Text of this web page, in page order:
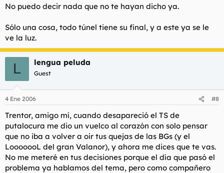
No puedo decir nada que no te hayan dicho ya.
Sólo una cosa, todo túnel tiene su final, y a este ya se le
ve la luz.
L lengua peluda
Guest
4 Ene 2006 #8
Trentor, amigo mí, cuando desapareció el TS de
putalocura me dio un vuelco al corazón con solo pensar
que no iba a volver a oir tus quejas de las BGs (y el
LooooooL del gran Valanor), y ahora me dices que te vas.
No me meteré en tus decisiones porque el día que pasó el
problema ya hablamos del tema, pero como compañero